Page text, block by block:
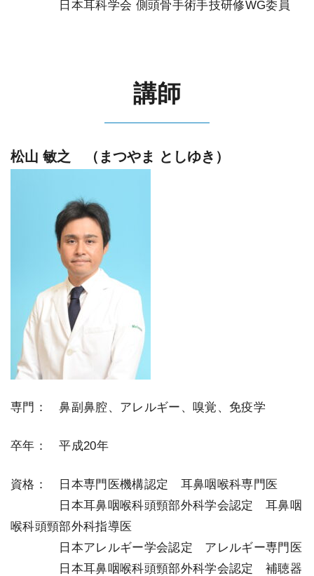
日本耳科学会 側頭骨手術手技研修WG委員
講師
松山 敏之 （まつやま としゆき）
専門： 鼻副鼻腔、アレルギー、嗅覚、免疫学
卒年： 平成20年
資格： 日本専門医機構認定 耳鼻咽喉科専門医
日本耳鼻咽喉科頭頸部外科学会認定 耳鼻咽
喉科頭頸部外科指導医
日本アレルギー学会認定 アレルギー専門医
日本耳鼻咽喉科頭頸部外科学会認定 補聴器